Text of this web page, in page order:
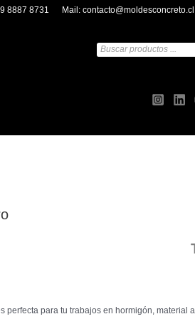
8887 8731 Mail:contacto@moldesconcreto.cl
Búsqueda
de
perfecta para tu trabajos en hormigón, material